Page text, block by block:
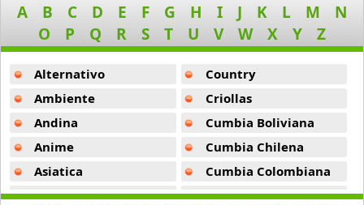
Black Velvet -Rock De Los 80s
Alone Again -Rock De Los 80s
Jane Says -Rock De Los 80s
Te Vas A Enterar (You Really Got Me) -Rock De Los 80s
You Might Think -
Rock De Los 80s
A
B C D E F G H I J K L M
N
O
P Q R S T U V W X Y Z
Alternativo
Ambiente
Andina
Anime
Asiatica
Atevip
Country
Criollas
Cumbia Boliviana
Cumbia Chilena
Cumbia Colombiana
Cumbia Ecuatoriana